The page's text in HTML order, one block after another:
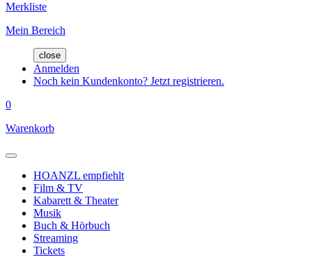
Merkliste
Mein Bereich
close
Anmelden
Noch kein Kundenkonto? Jetzt registrieren.
0
Warenkorb
HOANZL empfiehlt
Film & TV
Kabarett & Theater
Musik
Buch & Hörbuch
Streaming
Tickets